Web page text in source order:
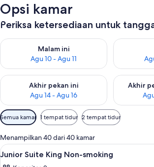
Opsi kamar
Periksa ketersediaan untuk
Malam ini
Agu 10 - Agu 11
Periksa ketersediaan untuk malam ini Agu 10
Periksa
Akhir pekan ini
Agu 14 - Agu 16
Periksa ketersediaan untuk akhir pekan ini
Akhir
Periksa
Filter
tersedia
untuk
kamar
Semua kamar 1 tempat tidur 2 tempat tidur
Menampilkan 40 dari 40 kamar
Lihat
semua
Minibar,
1
Junior Suite King Non-smoking